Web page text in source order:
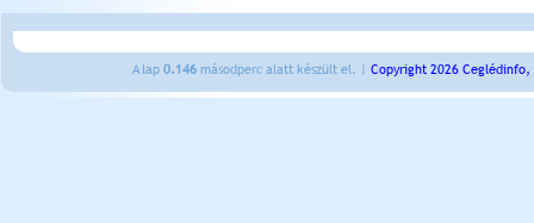
A lap 0.146 másodperc alatt készült el. | Copyright 2026